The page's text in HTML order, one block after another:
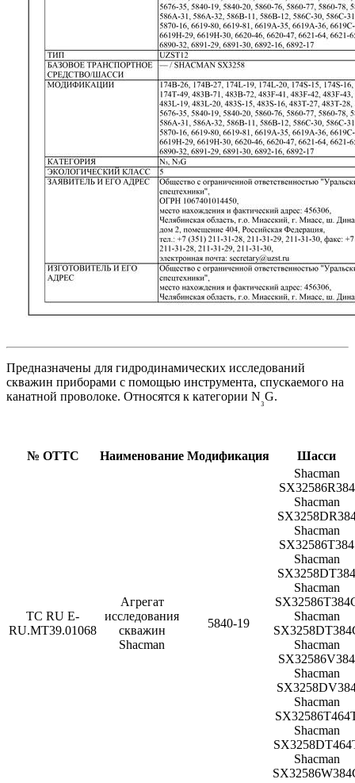
Предназначены для гидродинамических исследований
скважин приборами с помощью инструмента, спускаемого на
канатной проволоке. Относятся к категории N₃G.
№ ОТТС Наименование Модификация Шасси
ТС RU Е-
RU.МТ39.01068
Агрегат
исследования
скважин
Shacman
5840-19
Shacman
SX32586R384
Shacman
Shacman
SX32586T384
Shacman
SX3258DT384
Shacman
Shacman
Shacman
SX32586V384
Shacman
Shacman
Shacman
Shacman